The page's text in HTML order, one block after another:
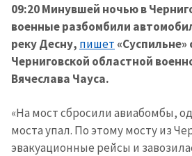
09:20 Минувшей ночью в
военные разбомбили
реку Десну, пишет «Суспильне»
Черниговской областной
Вячеслава Чауса.
«На мост сбросили авиабомбы,
моста упал. По этому мосту из
эвакуационные рейсы и
Электронная почта
+ Мой email
сполитикой
конфиденциальности.